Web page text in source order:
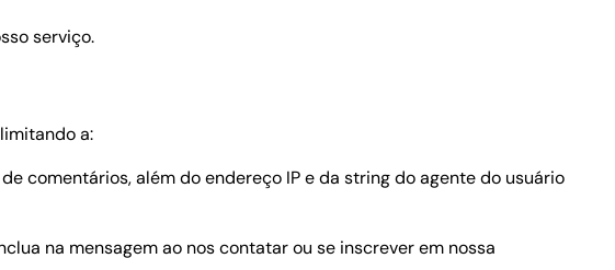
serviço.
a:
comentários, além do endereço IP e da string do agente do usuário
na mensagem ao nos contatar ou se inscrever em nossa